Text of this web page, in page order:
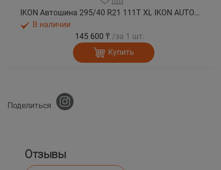
IKON Автошина 295/40 R21 111T XL IKON AUTOGRAPH ICE 9 SUV шип.
В наличии
145 600 ₸ /за 1 шт.
Купить
Поделиться
Отзывы